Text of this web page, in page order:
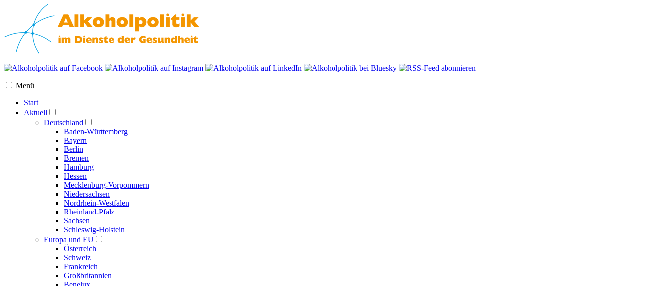
Menü
Start
Aktuell
Deutschland
Baden-Württemberg
Bayern
Berlin
Bremen
Hamburg
Hessen
Mecklenburg-Vorpommern
Niedersachsen
Nordrhein-Westfalen
Rheinland-Pfalz
Sachsen
Schleswig-Holstein
Europa und EU
Österreich
Schweiz
Frankreich
Großbritannien
Benelux